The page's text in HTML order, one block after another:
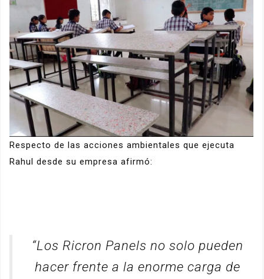
Respecto de las acciones ambientales que ejecuta
Rahul desde su empresa afirmó:
“Los Ricron Panels no solo pueden
hacer frente a la enorme carga de